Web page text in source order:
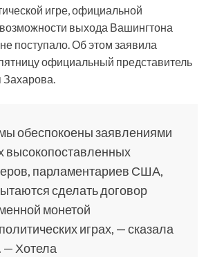
игре, официальной
выхода Вашингтона
поступало. Об этом заявила
официальный представитель
обеспокоены заявлениями
высокопоставленных
парламентариев США,
сделать договор
монетой
играх, — сказала
— Хотела